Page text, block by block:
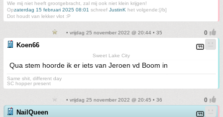
Wie mij niet heeft grootgebracht, zal mij ook niet klein krijgen!
Opzaterdag 15 februari 2025 08:01 schreef JustinK het volgende:[/b]
Dot houdt van lekker vlot :P
• vrijdag 25 november 2022 @ 20:44 • 35
Koen66
Sweet Lake City
Qua stem hoorde ik er iets van Jeroen vd Boom in
Same shit, different day
SC hopper present
• vrijdag 25 november 2022 @ 20:45 • 36
NailQueen